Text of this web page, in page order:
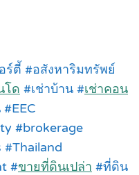
ร์ตี้ #อสังหาริมทรัพย์
โด #เช่าบ้าน #เช่าคอน
#brokerage
#ขายที่ดินเปล่า #ที่ดิน